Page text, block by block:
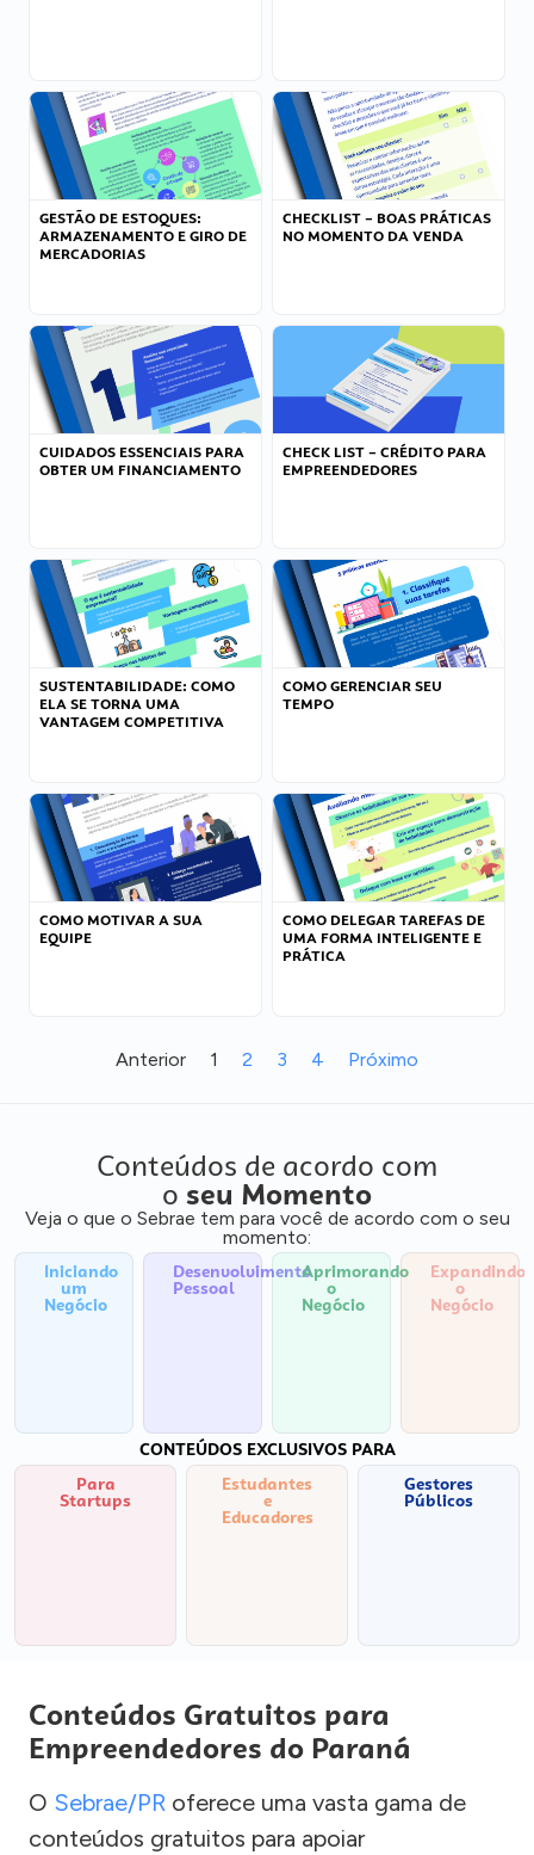
GESTÃO DE ESTOQUES:
ARMAZENAMENTO E GIRO DE
MERCADORIAS
CHECKLIST – BOAS PRÁTICAS
NO MOMENTO DA VENDA
CUIDADOS ESSENCIAIS PARA
OBTER UM FINANCIAMENTO
CHECK LIST – CRÉDITO PARA
EMPREENDEDORES
SUSTENTABILIDADE: COMO
ELA SE TORNA UMA
VANTAGEM COMPETITIVA
COMO GERENCIAR SEU
TEMPO
COMO MOTIVAR A SUA
EQUIPE
COMO DELEGAR TAREFAS DE
UMA FORMA INTELIGENTE E
PRÁTICA
Anterior 1 2 3 4 Próximo
Conteúdos de acordo com
o seu Momento
Veja o que o Sebrae tem para você de acordo com o seu
momento:
Iniciando
um
Negócio
Desenvolvimento
Pessoal
Aprimorando
o
Negócio
Expandindo
o
Negócio
CONTEÚDOS EXCLUSIVOS PARA
Para
Startups
Estudantes
e
Educadores
Gestores
Públicos
Conteúdos Gratuitos para
Empreendedores do Paraná
O Sebrae/PR oferece uma vasta gama de
conteúdos gratuitos para apoiar